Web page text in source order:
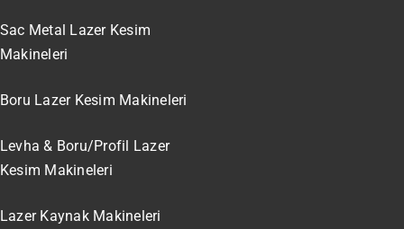
Sac Metal Lazer Kesim
Makineleri
Boru Lazer Kesim Makineleri
Levha & Boru/Profil Lazer
Kesim Makineleri
Lazer Kaynak Makineleri